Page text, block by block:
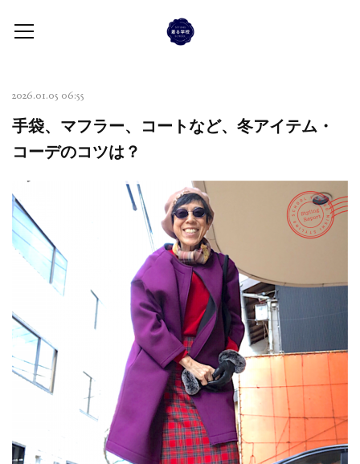
2026.01.05 06:55
手袋、マフラー、コートなど、冬アイテム・
コーデのコツは？